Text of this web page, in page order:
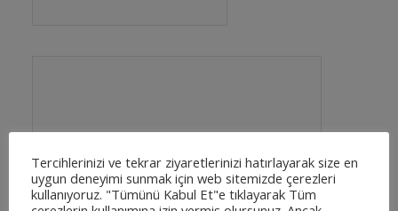
Tercihlerinizi ve tekrar ziyaretlerinizi hatırlayarak size en
uygun deneyimi sunmak için web sitemizde çerezleri
kullanıyoruz. "Tümünü Kabul Et"e tıklayarak Tüm